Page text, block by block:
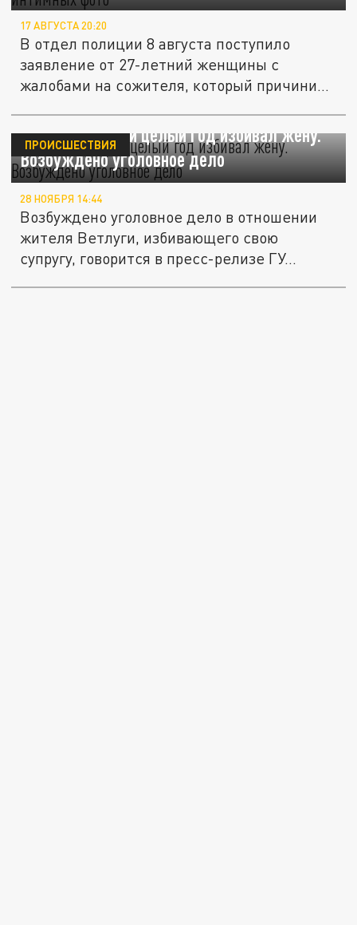
17 АВГУСТА 20:20
В отдел полиции 8 августа поступило
заявление от 27-летний женщины с
жалобами на сожителя, который причинил
Житель Ветлуги целый год избивал жену.
Возбуждено уголовное дело
ПРОИСШЕСТВИЯ
28 НОЯБРЯ 14:44
Возбуждено уголовное дело в отношении
жителя Ветлуги, избивающего свою
супругу, говорится в пресс-релизе ГУ...